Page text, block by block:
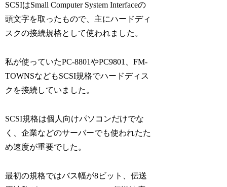
SCSIはSmall Computer System Interfaceの
頭文字を取ったもので、主にハードディ
スクの接続規格として使われました。
私が使っていたPC-8801やPC9801、FM-
TOWNSなどもSCSI規格でハードディス
クを接続していました。
SCSI規格は個人向けパソコンだけでな
く、企業などのサーバーでも使われたた
め速度が重要でした。
最初の規格ではバス幅が8ビット、伝送